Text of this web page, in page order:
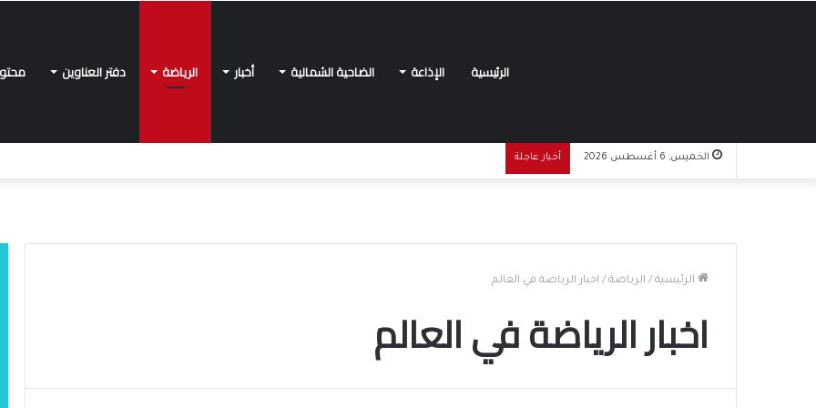
الرئيسية الإذاعة الضاحية الشمالية أخبار الرياضة دفتر العناوين
الخميس, 6 أغسطس 2026 أخبار عاجلة
الرئيسية / الرياضة / اخبار الرياضة في العالم
اخبار الرياضة في العالم